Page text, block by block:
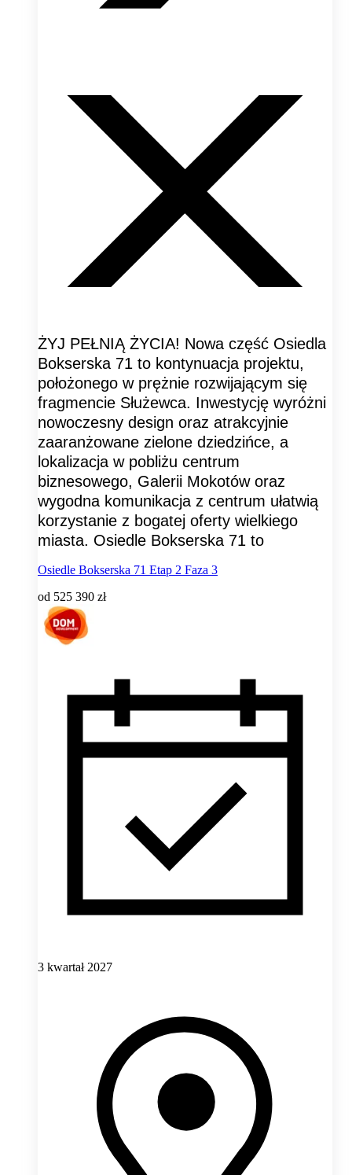
ŻYJ PEŁNIĄ ŻYCIA! Nowa część Osiedla
Bokserska 71 to kontynuacja projektu,
położonego w prężnie rozwijającym się
fragmencie Służewca. Inwestycję wyróżni
nowoczesny design oraz atrakcyjnie
zaaranżowane zielone dziedzińce, a
lokalizacja w pobliżu centrum
biznesowego, Galerii Mokotów oraz
wygodna komunikacja z centrum ułatwią
korzystanie z bogatej oferty wielkiego
miasta. Osiedle Bokserska 71 to
Osiedle Bokserska 71 Etap 2 Faza 3
od 525 390 zł
3 kwartał 2027